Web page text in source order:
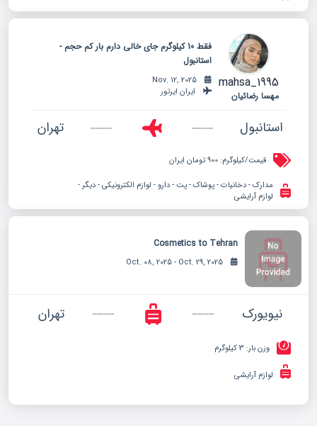
mahsa_1995
مهسا رضائیان
فقط 10 کیلوگرم جای خالی دارم بار کم حجم -
استانبول
ایران ایرتور
استانبول تهران
قیمت/کیلوگرم:
مدارک - دخانیات - پوشاک - پت - دارو - لوازم الکترونیکی - دیگر -
لوازم آرایشی
Cosmetics to Tehran
نیویورک تهران
وزن بار: 3 کیلوگرم
لوازم آرایشی